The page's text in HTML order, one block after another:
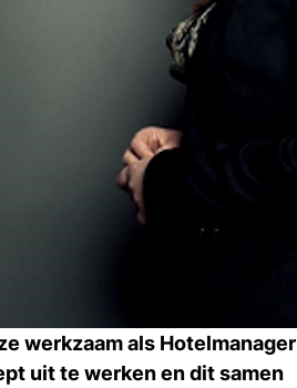
werkzaam als Hotelmanager
uit te werken en dit samen